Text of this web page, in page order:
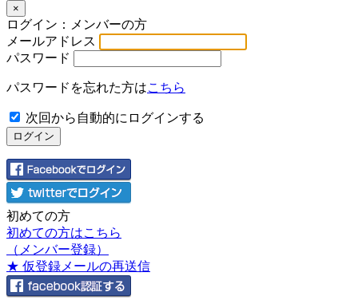
×
ログイン：メンバーの方
メールアドレス
パスワード
パスワードを忘れた方はこちら
次回から自動的にログインする
初めての方
初めての方はこちら
（メンバー登録）
★ 仮登録メールの再送信